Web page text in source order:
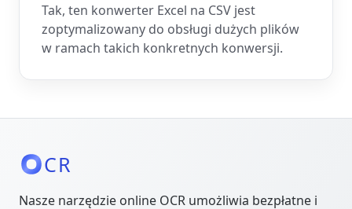
Tak, ten konwerter Excel na CSV jest
zoptymalizowany do obsługi dużych plików
w ramach takich konkretnych konwersji.
CR
Nasze narzędzie online OCR umożliwia bezpłatne i